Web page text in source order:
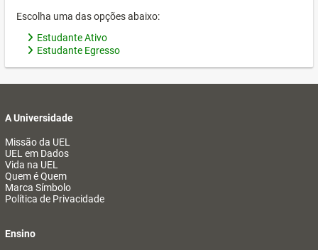
Escolha uma das opções abaixo:
Estudante Ativo
Estudante Egresso
A Universidade
Missão da UEL
UEL em Dados
Vida na UEL
Quem é Quem
Marca Símbolo
Política de Privacidade
Ensino